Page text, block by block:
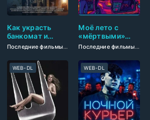
Новинки кино 2026/Фильмы смотреть/Фильмы-
Как украсть
банкомат и
сойти с ума
Последние фильмы
/ Новинки кино 2026/
Моё лето с
«мёртвыми»
(2026)
Последние фильмы
/
WEB-DL WEB-DL